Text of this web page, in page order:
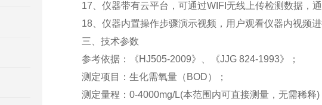
17、仪器带有云平台，可通过WIFI无线上传检测数据，
18、仪器内置操作步骤演示视频，用户观看仪器内视频进
三、技术参数
参考依据：《HJ505-2009》、《JJG 824-1993》；
测定项目：生化需氧量（BOD）；
测定量程：0-4000mg/L(本范围内可直接测量，无需稀释)